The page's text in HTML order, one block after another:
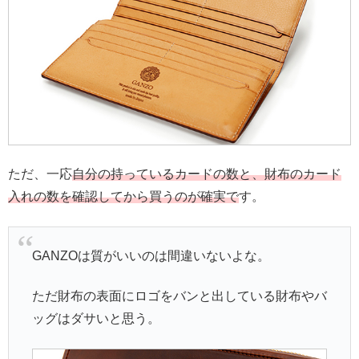
ただ、一応自分の持っているカードの数と、財布のカード
入れの数を確認してから買うのが確実です。
GANZOは質がいいのは間違いないよな。
ただ財布の表面にロゴをバンと出している財布やバ
ッグはダサいと思う。